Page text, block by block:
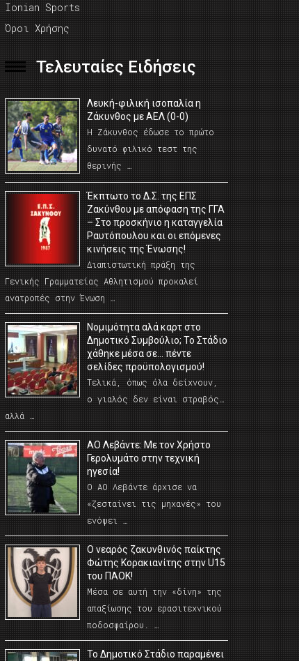
Ionian Sports
Όροι Χρήσης
Τελευταίες Ειδήσεις
Λευκή-φιλική ισοπαλία η
Ζάκυνθος με ΑΕΛ (0-0)
Η Ζάκυνθος έδωσε το πρώτο
δυνατό φιλικό τεστ της
θερινής …
Έκπτωτο το Δ.Σ. της ΕΠΣ
Ζακύνθου με απόφαση της ΓΓΑ
– Στο προσκήνιο η καταγγελία
Ραυτόπουλου και οι επόμενες
κινήσεις της Ένωσης!
Διαπιστωτική πράξη της
Γενικής Γραμματείας Αθλητισμού προκαλεί
ανατροπές στην Ένωση …
Νομιμότητα αλά καρτ στο
Δημοτικό Συμβούλιο; Το Στάδιο
χάθηκε μέσα σε… πέντε
σελίδες προϋπολογισμού!
Τελικά, όπως όλα δείχνουν,
ο γιαλός δεν είναι στραβός…
αλλά …
ΑΟ Λεβάντε: Με τον Χρήστο
Γερολυμάτο στην τεχνική
ηγεσία!
Ο ΑΟ Λεβάντε άρχισε να
«ζεσταίνει τις μηχανές» του
ενόψει …
O νεαρός ζακυνθινός παίκτης
Φώτης Κορακιανίτης στην U15
του ΠΑΟΚ!
Μέσα σε αυτή την «δίνη» της
απαξίωσης του ερασιτεχνικού
ποδοσφαίρου. …
Το Δημοτικό Στάδιο παραμένει